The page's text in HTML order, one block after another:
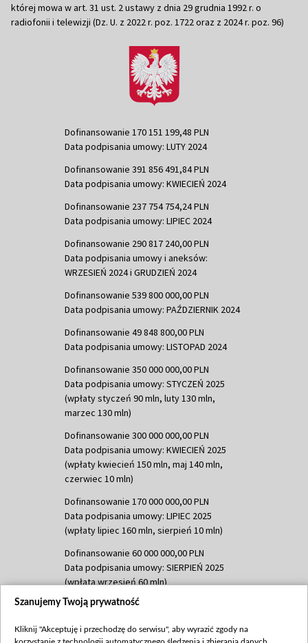
której mowa w art. 31 ust. 2 ustawy z dnia 29 grudnia 1992 r. o
radiofonii i telewizji (Dz. U. z 2022 r. poz. 1722 oraz z 2024 r. poz. 96)
Dofinansowanie 170 151 199,48 PLN
Data podpisania umowy: LUTY 2024
Dofinansowanie 391 856 491,84 PLN
Data podpisania umowy: KWIECIEŃ 2024
Dofinansowanie 237 754 754,24 PLN
Data podpisania umowy: LIPIEC 2024
Dofinansowanie 290 817 240,00 PLN
Data podpisania umowy i aneksów:
WRZESIEŃ 2024 i GRUDZIEŃ 2024
Dofinansowanie 539 800 000,00 PLN
Data podpisania umowy: PAŹDZIERNIK 2024
Dofinansowanie 49 848 800,00 PLN
Data podpisania umowy: LISTOPAD 2024
Dofinansowanie 350 000 000,00 PLN
Data podpisania umowy: STYCZEŃ 2025
(wpłaty styczeń 90 mln, luty 130 mln,
marzec 130 mln)
Dofinansowanie 300 000 000,00 PLN
Data podpisania umowy: KWIECIEŃ 2025
(wpłaty kwiecień 150 mln, maj 140 mln,
czerwiec 10 mln)
Dofinansowanie 170 000 000,00 PLN
Data podpisania umowy: LIPIEC 2025
(wpłaty lipiec 160 mln, sierpień 10 mln)
Dofinansowanie 60 000 000,00 PLN
Data podpisania umowy: SIERPIEŃ 2025
(wpłata wrzesień 60 mln)
Dofinansowanie 635 783 051,21 PLN
(wpłata wrzesień 100 mln, październik 350
Szanujemy Twoją prywatność
Kliknij "Akceptuję i przechodzę do serwisu", aby wyrazić zgody na